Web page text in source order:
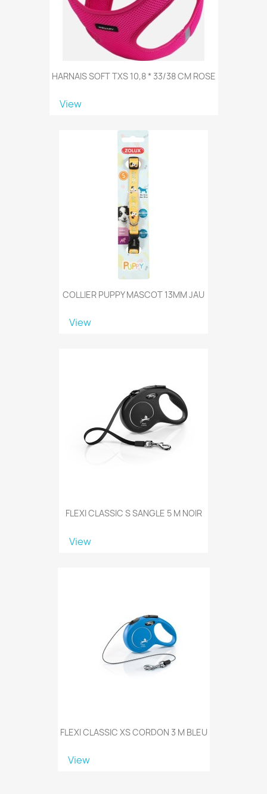
HARNAIS SOFT TXS 10,8 * 33/38 CM ROSE
View
COLLIER PUPPY MASCOT 13MM JAU
View
FLEXI CLASSIC S SANGLE 5 M NOIR
View
FLEXI CLASSIC XS CORDON 3 M BLEU
View